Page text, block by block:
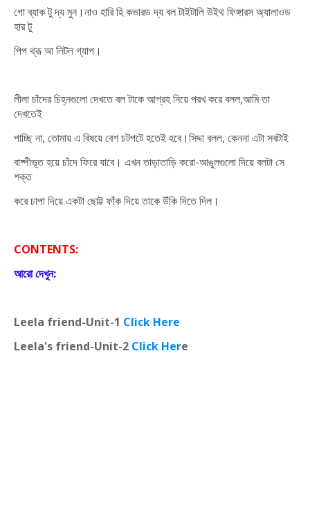
গো ব্যাক টু দ্য মুন।নাও হারি হি কভারড দ্য বল টাইটালি উইথ ফিঙ্গারস অ্যালাওড
হার টু
পিপ থ্রূ আ লিটল গ্যাপ।
লীলা চাঁদের চিহ্নগুলো দেখতে বল টাকে আগ্রহ নিয়ে পরখ করে বলল,আমি তা
দেখতেই
পাচ্ছি না, তোমায় এ বিষয়ে বেশ চটপটে হতেই হবে।সিদ্দা বলল, কেননা এটা সবটাই
বাষ্পীভূত হয়ে চাঁদে ফিরে যাবে। এখন তাড়াতাড়ি করো-আঙুলগুলো দিয়ে বলটা সে
শক্ত
করে চাপা দিয়ে একটা ছোট্ট ফাঁক দিয়ে তাকে উঁকি দিতে দিল।
CONTENTS:
আরো দেখুন:
Leela friend-Unit-1 Click Here
Leela's friend-Unit-2 Click Here